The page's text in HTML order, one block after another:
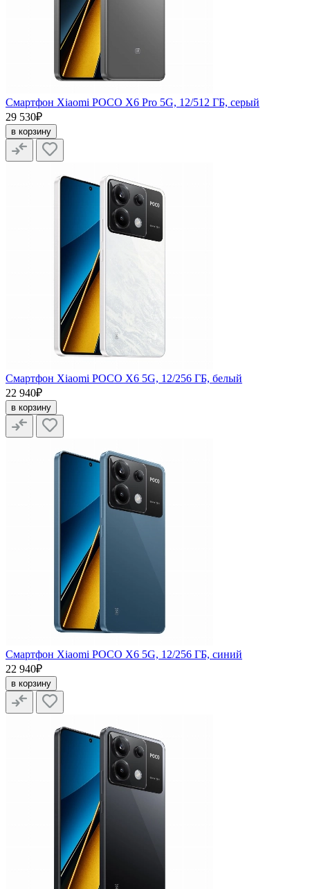
Смартфон Xiaomi POCO X6 Pro 5G, 12/512 ГБ, серый
29 530₽
в корзину
Смартфон Xiaomi POCO X6 5G, 12/256 ГБ, белый
22 940₽
в корзину
Смартфон Xiaomi POCO X6 5G, 12/256 ГБ, синий
22 940₽
в корзину